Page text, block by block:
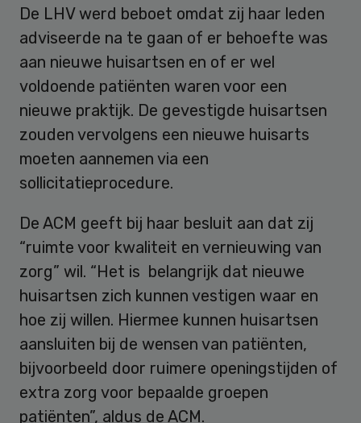
De LHV werd beboet omdat zij haar leden
adviseerde na te gaan of er behoefte was
aan nieuwe huisartsen en of er wel
voldoende patiënten waren voor een
nieuwe praktijk. De gevestigde huisartsen
zouden vervolgens een nieuwe huisarts
moeten aannemen via een
sollicitatieprocedure.
De ACM geeft bij haar besluit aan dat zij
“ruimte voor kwaliteit en vernieuwing van
zorg” wil. “Het is belangrijk dat nieuwe
huisartsen zich kunnen vestigen waar en
hoe zij willen. Hiermee kunnen huisartsen
aansluiten bij de wensen van patiënten,
bijvoorbeeld door ruimere openingstijden of
extra zorg voor bepaalde groepen
patiënten”, aldus de ACM.